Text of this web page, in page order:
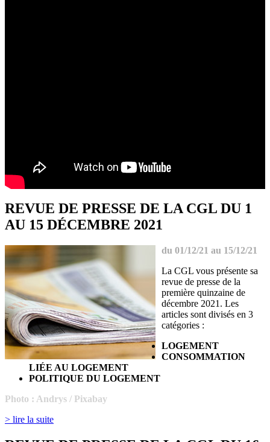
REVUE DE PRESSE DE LA CGL DU 1
AU 15 DÉCEMBRE 2021
du 01/12/21 au 15/12/21
La CGL vous présente sa
revue de presse de la
première quinzaine de
décembre 2021. Les
articles sont divisés en 3
catégories :
LOGEMENT
CONSOMMATION
LIÉE AU LOGEMENT
POLITIQUE DU LOGEMENT
Photo : Andrys / Pixabay
> lire la suite